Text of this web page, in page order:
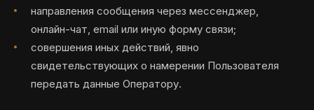
направления сообщения через мессенджер,
онлайн-чат, email или иную форму связи;
совершения иных действий, явно
свидетельствующих о намерении Пользователя
передать данные Оператору.